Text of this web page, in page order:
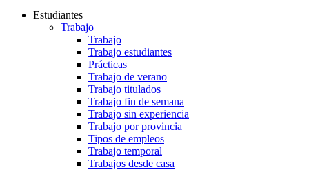
Estudiantes
Trabajo
Trabajo
Trabajo estudiantes
Prácticas
Trabajo de verano
Trabajo titulados
Trabajo fin de semana
Trabajo sin experiencia
Trabajo por provincia
Tipos de empleos
Trabajo temporal
Trabajos desde casa